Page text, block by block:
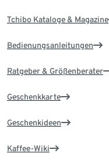
Tchibo Kataloge & Magazine
Bedienungsanleitungen
Ratgeber & Größenberater
Geschenkkarte
Geschenkideen
Kaffee-Wiki